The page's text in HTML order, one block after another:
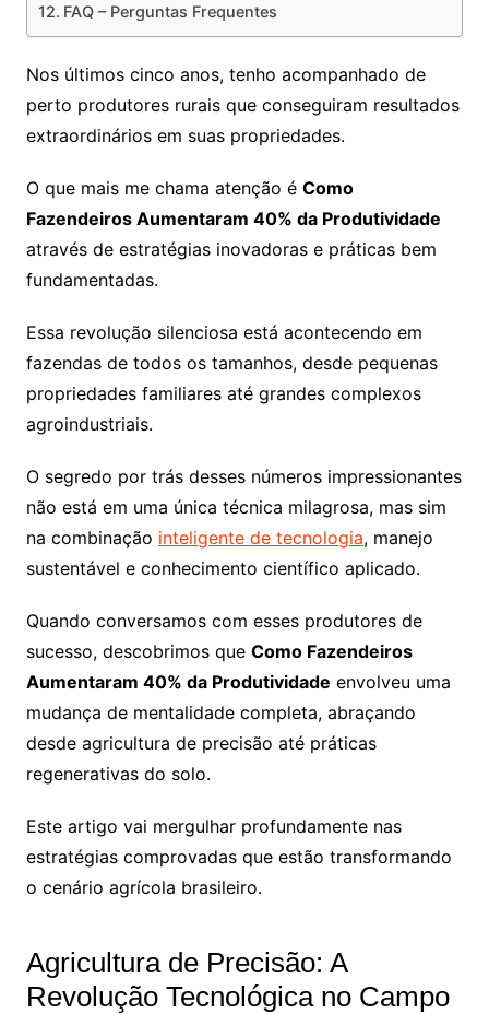
FAQ – Perguntas Frequentes
Nos últimos cinco anos, tenho acompanhado de
perto produtores rurais que conseguiram resultados
extraordinários em suas propriedades.
O que mais me chama atenção é Como
Fazendeiros Aumentaram 40% da Produtividade
através de estratégias inovadoras e práticas bem
fundamentadas.
Essa revolução silenciosa está acontecendo em
fazendas de todos os tamanhos, desde pequenas
propriedades familiares até grandes complexos
agroindustriais.
O segredo por trás desses números impressionantes
não está em uma única técnica milagrosa, mas sim
na combinação inteligente de tecnologia, manejo
sustentável e conhecimento científico aplicado.
Quando conversamos com esses produtores de
sucesso, descobrimos que Como Fazendeiros
Aumentaram 40% da Produtividade envolveu uma
mudança de mentalidade completa, abraçando
desde agricultura de precisão até práticas
regenerativas do solo.
Este artigo vai mergulhar profundamente nas
estratégias comprovadas que estão transformando
o cenário agrícola brasileiro.
Agricultura de Precisão: A
Revolução Tecnológica no Campo